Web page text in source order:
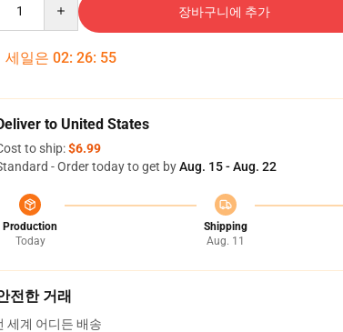
장바구니에 추가
세일은 02: 26: 54
to United States
to ship:$6.99
- Order today to get byAug. 15 - Aug. 22
Production
Today
Shipping
Aug. 11
전한 거래
세계 어디든 배송